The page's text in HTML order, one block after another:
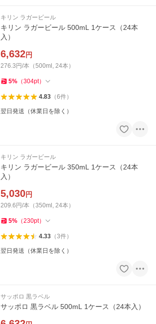
キリン ラガービール
キリン ラガービール 500mL 1ケース（24本
入）
6,632円
276.3円/本（500ml, 24本）
5% （304pt）
4.83（6件）
翌日発送（休業日を除く）
キリン ラガービール
キリン ラガービール 350mL 1ケース（24本
入）
5,030円
209.6円/本（350ml, 24本）
5% （230pt）
4.33（3件）
翌日発送（休業日を除く）
サッポロ 黒ラベル
サッポロ 黒ラベル 500mL 1ケース（24本入）